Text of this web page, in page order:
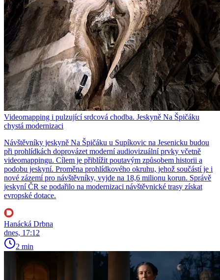
Videomapping i pulzující srdcová chodba. Jeskyně Na Špičáku
chystá modernizaci
Návštěvníky jeskyně Na Špičáku u Supíkovic na Jesenicku budou
při prohlídkách doprovázet moderní audiovizuální prvky včetně
videomappingu. Cílem je přiblížit poutavým způsobem historii a
podobu jeskyní. Proměna prohlídkového okruhu, jehož součástí je i
nové zázemí pro návštěvníky, vyjde na 18,6 milionu korun. Správě
jeskyní ČR se podařilo na modernizaci návštěvnické trasy získat
evropské dotace.
Hanácká Drbna
dnes, 17:12
2 min